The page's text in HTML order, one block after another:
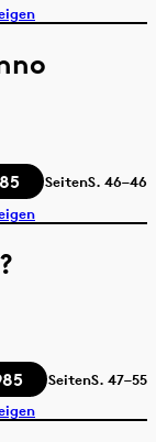
SeitenS. 46–46
SeitenS. 47–55